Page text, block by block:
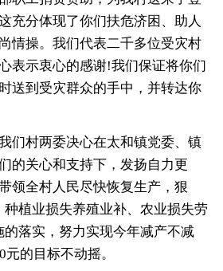
充分体现了你们扶危济困、助人
情操。我们代表二千多位受灾村
表示衷心的感谢!我们保证将你们
送到受灾群众的手中，并转达你
村两委决心在太和镇党委、镇
的关心和支持下，发扬自力更
领全村人民尽快恢复生产，狠
种植业损失养殖业补、农业损失劳
的落实，努力实现今年减产不减
的目标不动摇。